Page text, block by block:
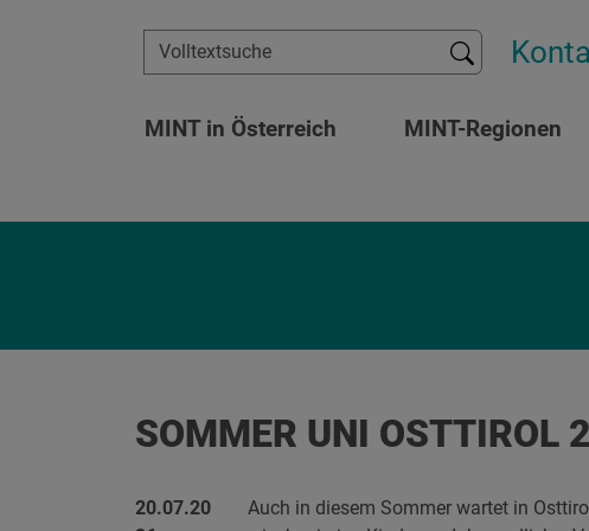
Zum Inhalt springen Suchen
MINT in Österreich MINT-Regionen
SOMMER UNI OSTTIROL
20.07.20
Auch in diesem Sommer wartet in